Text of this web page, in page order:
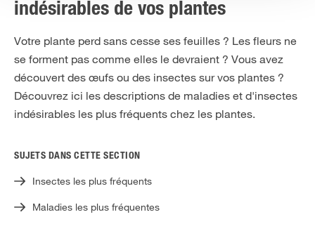
indésirables de vos plantes
Votre plante perd sans cesse ses feuilles ? Les fleurs ne
se forment pas comme elles le devraient ? Vous avez
découvert des œufs ou des insectes sur vos plantes ?
Découvrez ici les descriptions de maladies et d'insectes
indésirables les plus fréquents chez les plantes.
SUJETS DANS CETTE SECTION
Insectes les plus fréquents
Maladies les plus fréquentes